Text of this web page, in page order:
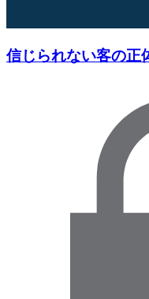
信じられない客の正